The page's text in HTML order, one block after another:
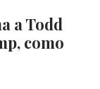
a Todd
como